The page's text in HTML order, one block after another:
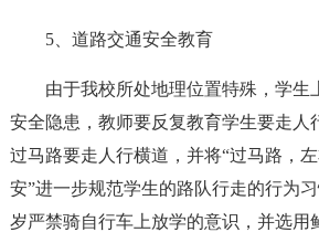
5、道路交通安全教育
由于我校所处地理位置特殊，学生
安全隐患，教师要反复教育学生要走人
过马路要走人行横道，并将“过马路，
安”进一步规范学生的路队行走的行为
岁严禁骑自行车上放学的意识，并选用